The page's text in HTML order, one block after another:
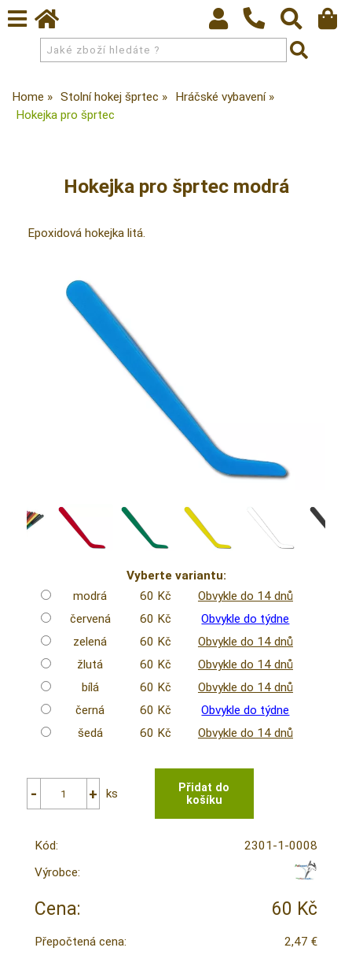
Home Stolní hokej šprtec
Hráčské vybavení
Hokejka pro šprtec
Hokejka pro šprtec modrá
Epoxidová hokejka litá.
Vyberte variantu:
modrá
60 Kč
Obvykle do 14 dnů
červená
60 Kč
Obvykle do týdne
zelená
60 Kč
Obvykle do 14 dnů
žlutá
60 Kč
Obvykle do 14 dnů
bílá
60 Kč
Obvykle do 14 dnů
černá
60 Kč
Obvykle do týdne
šedá
60 Kč Obvykle do 14 dnů
ks
Kód:
2301-1-0008
Výrobce:
Cena: 60 Kč
Přepočtená cena: 2,47 €